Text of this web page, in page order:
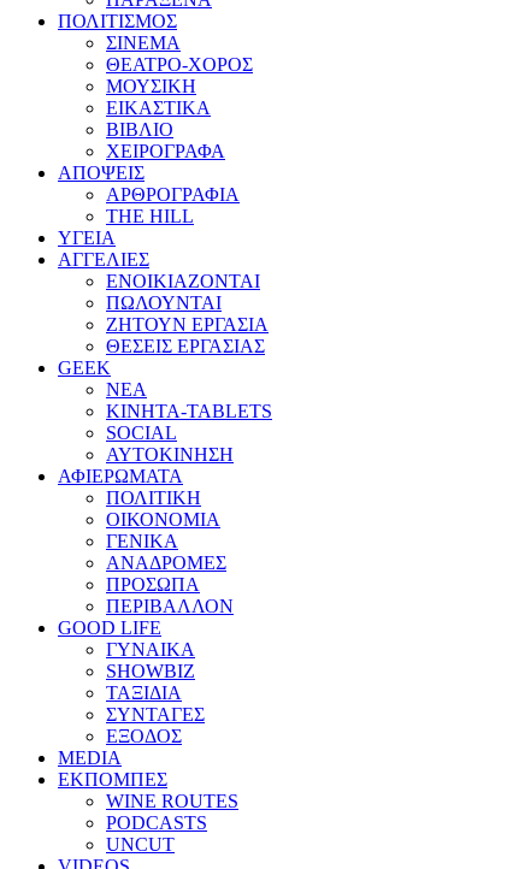
ΠΟΛΙΤΙΣΜΟΣ
ΣΙΝΕΜΑ
ΘΕΑΤΡΟ-ΧΟΡΟΣ
ΜΟΥΣΙΚΗ
ΕΙΚΑΣΤΙΚΑ
ΒΙΒΛΙΟ
ΧΕΙΡΟΓΡΑΦΑ
ΑΠΟΨΕΙΣ
ΑΡΘΡΟΓΡΑΦΙΑ
THE HILL
ΥΓΕΙΑ
ΑΓΓΕΛΙΕΣ
ΕΝΟΙΚΙΑΖΟΝΤΑΙ
ΠΩΛΟΥΝΤΑΙ
ΖΗΤΟΥΝ ΕΡΓΑΣΙΑ
ΘΕΣΕΙΣ ΕΡΓΑΣΙΑΣ
GEEK
ΝΕΑ
ΚΙΝΗΤΑ-TABLETS
SOCIAL
ΑΥΤΟΚΙΝΗΣΗ
ΑΦΙΕΡΩΜΑΤΑ
ΠΟΛΙΤΙΚΗ
ΟΙΚΟΝΟΜΙΑ
ΓΕΝΙΚΑ
ΑΝΑΔΡΟΜΕΣ
ΠΡΟΣΩΠΑ
ΠΕΡΙΒΑΛΛΟΝ
GOOD LIFE
ΓΥΝΑΙΚΑ
SHOWBIZ
ΤΑΞΙΔΙΑ
ΣΥΝΤΑΓΕΣ
ΕΞΟΔΟΣ
MEDIA
ΕΚΠΟΜΠΕΣ
WINE ROUTES
PODCASTS
UNCUT